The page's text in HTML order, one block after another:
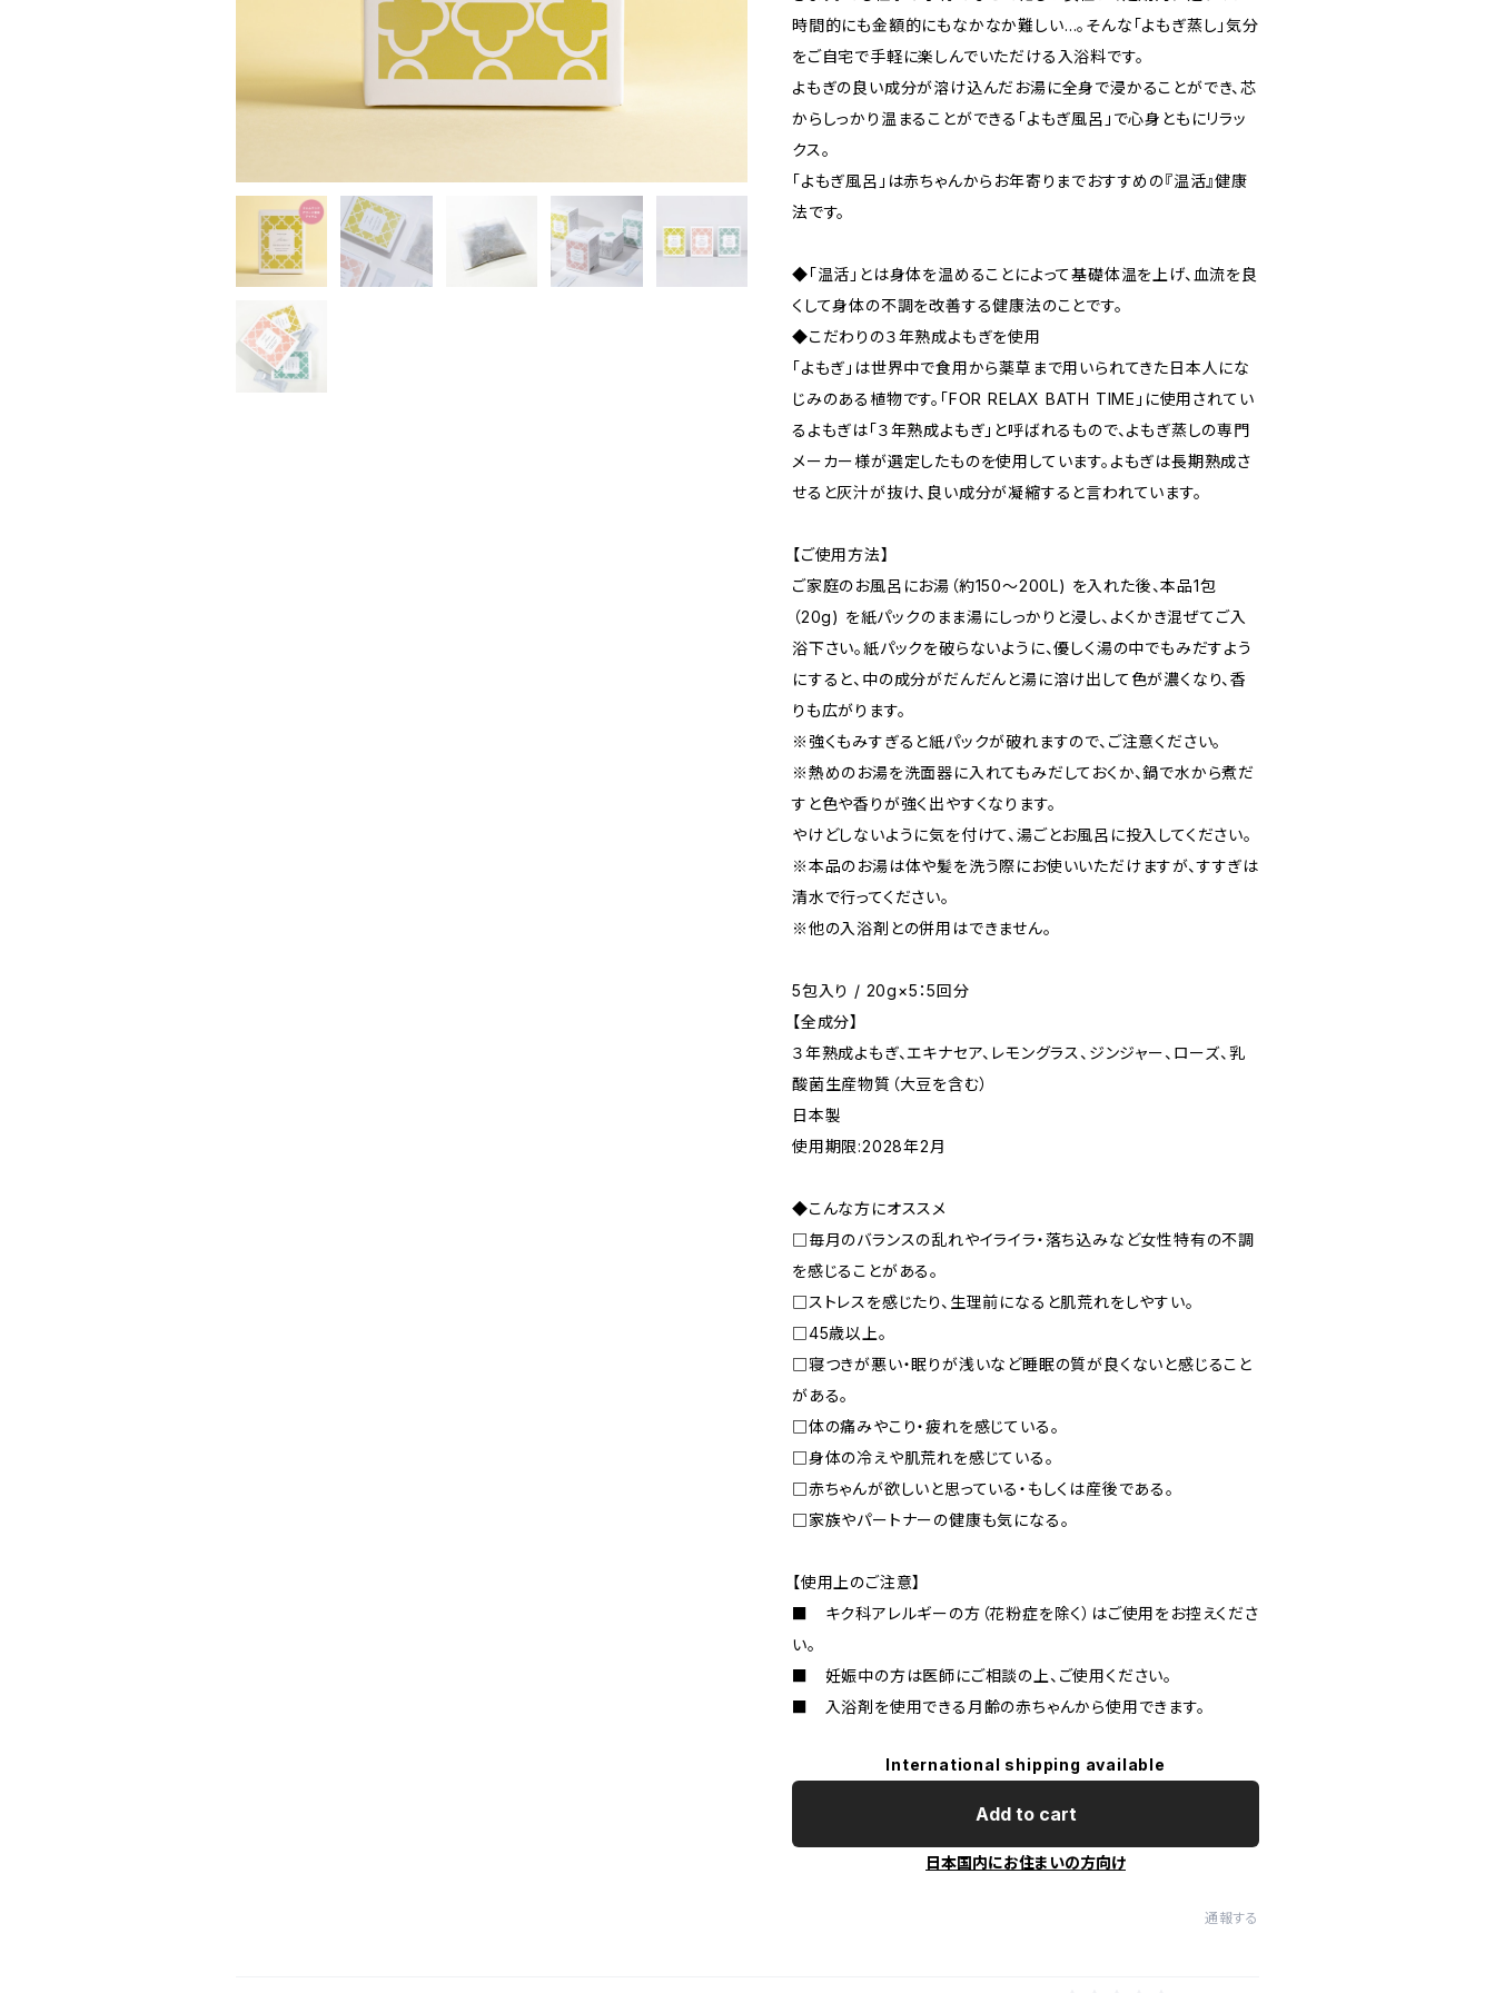
時間的にも金額的にもなかなか難しい…。そんな「よもぎ蒸し」気分
をご自宅で手軽に楽しんでいただける入浴料です。
よもぎの良い成分が溶け込んだお湯に全身で浸かることができ、芯
からしっかり温まることができる「よもぎ風呂」で心身ともにリラッ
クス。
「よもぎ風呂」は赤ちゃんからお年寄りまでおすすめの『温活』健康
法です。
◆「温活」とは身体を温めることによって基礎体温を上げ、血流を良
くして身体の不調を改善する健康法のことです。
◆こだわりの３年熟成よもぎを使用
「よもぎ」は世界中で食用から薬草まで用いられてきた日本人にな
じみのある植物です。「FOR RELAX BATH TIME」に使用されてい
るよもぎは「３年熟成よもぎ」と呼ばれるもので、よもぎ蒸しの専門
メーカー様が選定したものを使用しています。よもぎは長期熟成さ
せると灰汁が抜け、良い成分が凝縮すると言われています。
【ご使用方法】
ご家庭のお風呂にお湯（約150～200L) を入れた後、本品1包
（20g) を紙パックのまま湯にしっかりと浸し、よくかき混ぜてご入
浴下さい。紙パックを破らないように、優しく湯の中でもみだすよう
にすると、中の成分がだんだんと湯に溶け出して色が濃くなり、香
りも広がります。
※強くもみすぎると紙パックが破れますので、ご注意ください。
※熱めのお湯を洗面器に入れてもみだしておくか、鍋で水から煮だ
すと色や香りが強く出やすくなります。
やけどしないように気を付けて、湯ごとお風呂に投入してください。
※本品のお湯は体や髪を洗う際にお使いいただけますが、すすぎは
清水で行ってください。
※他の入浴剤との併用はできません。
5包入り / 20g×5：5回分
【全成分】
３年熟成よもぎ、エキナセア、レモングラス、ジンジャー、ローズ、乳
酸菌生産物質（大豆を含む）
日本製
使用期限:2028年2月
◆こんな方にオススメ
□毎月のバランスの乱れやイライラ・落ち込みなど女性特有の不調
を感じることがある。
□ストレスを感じたり、生理前になると肌荒れをしやすい。
□45歳以上。
□寝つきが悪い・眠りが浅いなど睡眠の質が良くないと感じること
がある。
□体の痛みやこり・疲れを感じている。
□身体の冷えや肌荒れを感じている。
□赤ちゃんが欲しいと思っている・もしくは産後である。
□家族やパートナーの健康も気になる。
【使用上のご注意】
■ キク科アレルギーの方（花粉症を除く）はご使用をお控えくださ
い。
■ 妊娠中の方は医師にご相談の上、ご使用ください。
■ 入浴剤を使用できる月齢の赤ちゃんから使用できます。
International shipping available
Add to cart
日本国内にお住まいの方向け
通報する